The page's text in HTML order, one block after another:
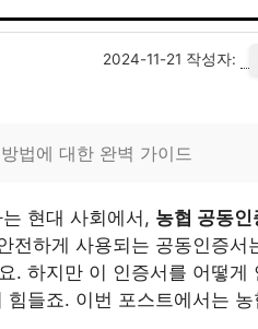
2024-11-21 작성자:
법에 대한 완벽 가이드
현대 사회에서, 농협 공동인
전하게 사용되는 공동인증
. 하지만 이 인증서를 어떻
들죠. 이번 포스트에서는